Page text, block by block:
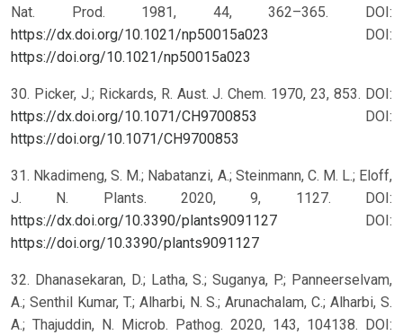
Nat. Prod. 1981, 44, 362–365. DOI:
https://dx.doi.org/10.1021/np50015a023
DOI:
https://doi.org/10.1021/np50015a023
30. Picker, J.; Rickards, R. Aust. J. Chem. 1970, 23, 853. DOI:
https://dx.doi.org/10.1071/CH9700853
DOI:
https://doi.org/10.1071/CH9700853
31. Nkadimeng, S. M.; Nabatanzi, A.; Steinmann, C. M. L.; Eloff,
J. N. Plants. 2020, 9, 1127. DOI:
https://dx.doi.org/10.3390/plants9091127
DOI:
https://doi.org/10.3390/plants9091127
32. Dhanasekaran, D.; Latha, S.; Suganya, P.; Panneerselvam,
A.; Senthil Kumar, T.; Alharbi, N. S.; Arunachalam, C.; Alharbi, S.
A.; Thajuddin, N. Microb. Pathog. 2020, 143, 104138. DOI: